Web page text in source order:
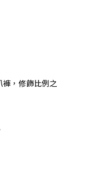
褲，修飾比例之